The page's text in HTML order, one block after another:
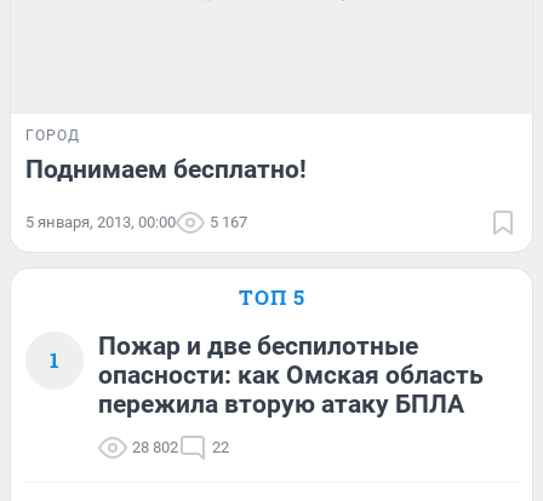
ГОРОД
Поднимаем бесплатно!
5 января, 2013, 00:00 5 167
ТОП 5
1
Пожар и две беспилотные
опасности: как Омская область
пережила вторую атаку БПЛА
28 802 22